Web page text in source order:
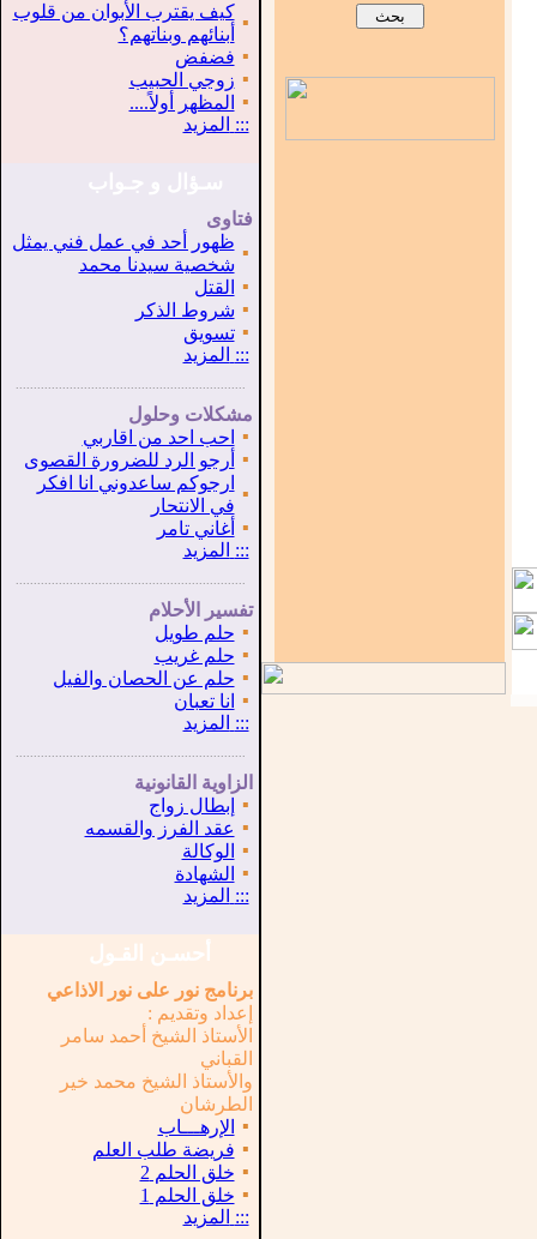
▪
كيف يقترب الأبوان من قلوب
أبنائهم وبناتهم؟
▪ فضفض
▪ زوجي الحبيب
▪
المظهر أولاً....
::: المزيد
فتاوى
▪
ظهور أحد في عمل فني يمثل
شخصية سيدنا محمد
▪
القتل
▪ شروط الذكر
▪ تسويق
::: المزيد
مشكلات وحلول
▪
احب احد من اقاربي
▪
أرجو الرد للضرورة القصوى
▪
ارجوكم ساعدوني انا افكر
في الانتحار
▪ أغاني تامر
::: المزيد
تفسير الأحلام
▪ حلم طويل
▪ حلم غريب
▪ حلم عن الحصان والفيل
▪
انا تعبان
::: المزيد
الزاوية القانونية
▪
إبطال زواج
▪ عقد الفرز والقسمه
▪
الوكالة
▪
الشهادة
::: المزيد
أحسـن القـول
برنامج نور على نور الاذاعي
إعداد وتقديم :
الأستاذ الشيخ أحمد سامر
القباني
والأستاذ الشيخ محمد خير
الطرشان
▪
الإرهـــاب
▪ فريضة طلب العلم
▪ خلق الحلم 2
▪ خلق الحلم 1
::: المزيد